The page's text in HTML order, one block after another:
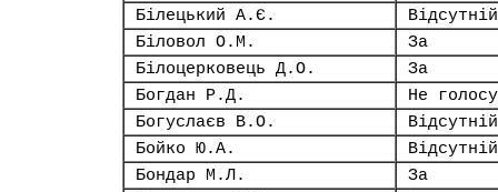
Білецький А.Є.
Відсутній
Біловол О.М.
За
Білоцерковець Д.О.
За
Богдан Р.Д.
Не
Богуслаєв В.О.
Відсутній
Бойко Ю.А.
Відсутній
Бондар М.Л.
За